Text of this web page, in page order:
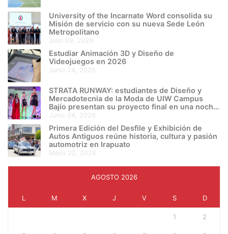
University of the Incarnate Word consolida su
Misión de servicio con su nueva Sede León
Metropolitano
julio 09, 2026
Estudiar Animación 3D y Diseño de
Videojuegos en 2026
junio 24, 2026
STRATA RUNWAY: estudiantes de Diseño y
Mercadotecnia de la Moda de UIW Campus
Bajío presentan su proyecto final en una noche
de creatividad e innovación
junio 04, 2026
Primera Edición del Desfile y Exhibición de
Autos Antiguos reúne historia, cultura y pasión
automotriz en Irapuato
mayo 22, 2026
AGOSTO 2026
L M X J V S D
1 2